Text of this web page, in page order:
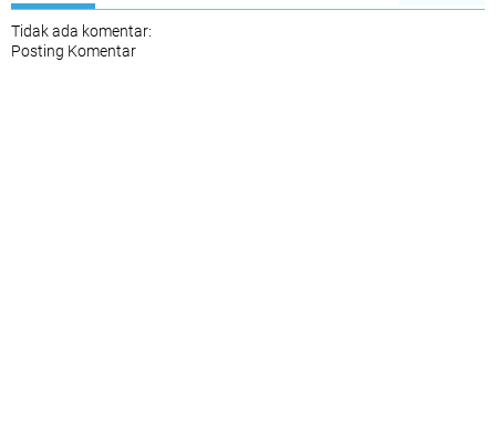
Tidak ada komentar:
Posting Komentar